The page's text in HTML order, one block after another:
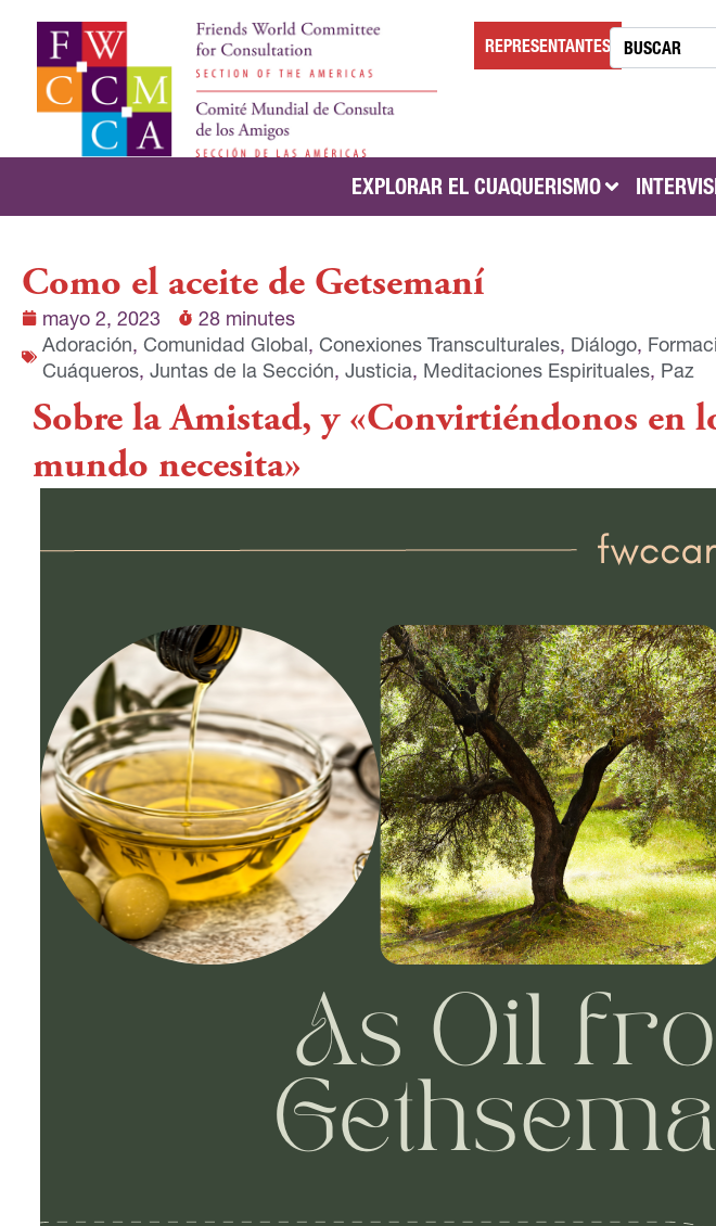
REPRESENTANTES
EXPLORAR EL CUAQUERISMO
Como el aceite de Getsemaní
mayo 2, 2023
28 minutes
Adoración, Comunidad Global, Conexiones Transculturales, Diálogo,
Cuáqueros, Juntas de la Sección, Justicia, Meditaciones Espirituales, Paz
Sobre la Amistad, y «Convirtiéndonos en
mundo necesita»